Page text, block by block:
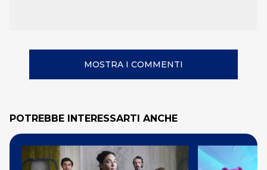
MOSTRA I COMMENTI
POTREBBE INTERESSARTI ANCHE